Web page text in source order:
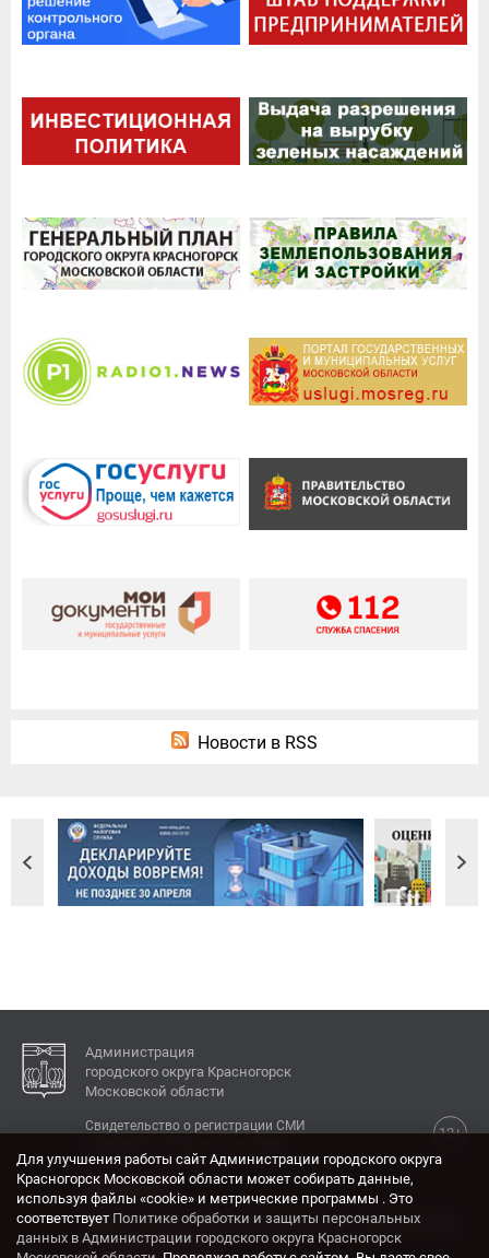
Новости в RSS
Администрация
городского округа Красногорск
Московской области
12+
Свидетельство о регистрации СМИ
КОНТАКТЫ
Адрес: 143404, Московская область, г. Красногорск,
ул. Ленина, дом 4.
Для улучшения работы сайт Администрации городского округа
Красногорск Московской области может собирать данные,
используя файлы «cookie» и метрические программы . Это
соответствует Политике обработки и защиты персональных
данных в Администрации городского округа Красногорск